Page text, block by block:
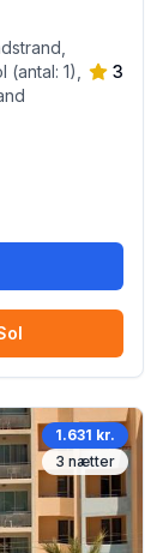
1),
3
1.631 kr.
3 nætter